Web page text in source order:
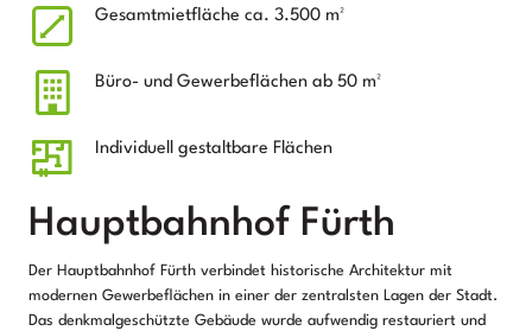
Gesamtmietfläche ca. 3.500 m²
Büro- und Gewerbeflächen ab 50 m²
Individuell gestaltbare Flächen
Hauptbahnhof Fürth
Der Hauptbahnhof Fürth verbindet historische Architektur mit
modernen Gewerbeflächen in einer der zentralsten Lagen der Stadt.
Das denkmalgeschützte Gebäude wurde aufwendig restauriert und